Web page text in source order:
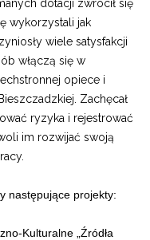
dotacji zwrócił się
wykorzystali jak
wiele satysfakcji
włączą się w
opiece i
Zachęcał
ryzyka i rejestrować
im rozwijać swoją
następujące projekty:
Kulturalne „Źródła